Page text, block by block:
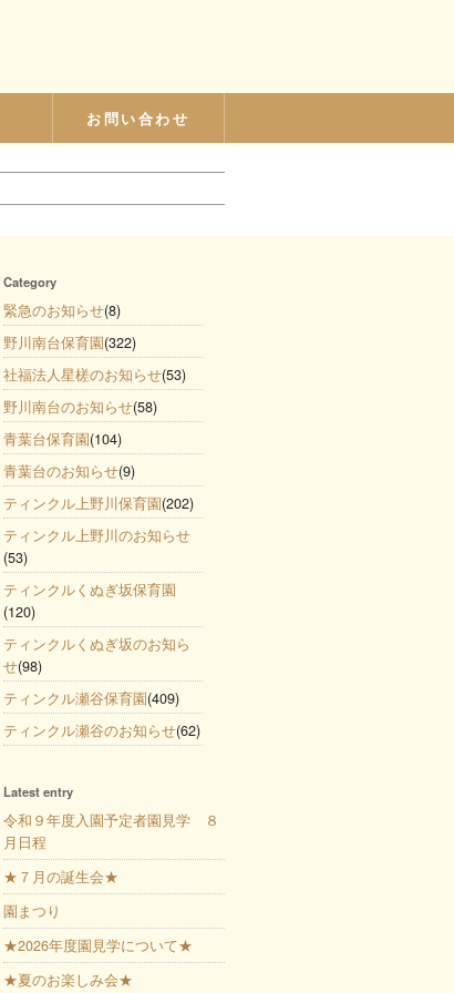
お問い合わせ
Category
緊急のお知らせ(8)
野川南台保育園(322)
社福法人星槎のお知らせ(53)
野川南台のお知らせ(58)
青葉台保育園(104)
青葉台のお知らせ(9)
ティンクル上野川保育園(202)
ティンクル上野川のお知らせ
(53)
ティンクルくぬぎ坂保育園
(120)
ティンクルくぬぎ坂のお知ら
せ(98)
ティンクル瀬谷保育園(409)
ティンクル瀬谷のお知らせ(62)
Latest entry
令和９年度入園予定者園見学 ８
月日程
★７月の誕生会★
園まつり
★2026年度園見学について★
★夏のお楽しみ会★